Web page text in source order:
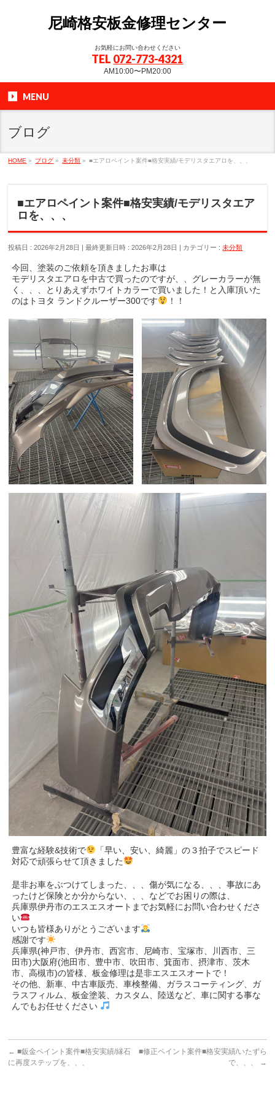
尼崎格安板金修理センター
お気軽にお問い合わせください
TEL 072-773-4321
AM10:00〜PM20:00
MENU
ブログ
HOME » ブログ » 未分類 » ■エアロペイント案件■格安実績/モデリスタエアロを、、、
■エアロペイント案件■格安実績/モデリスタエア
ロを、、、
投稿日 : 2026年2月28日 最終更新日時 : 2026年2月28日 カテゴリー :未分類
今回、塗装のご依頼を頂きましたお車は
モデリスタエアロを中古で買ったのですが、、グレーカラーが無
く、、、とりあえずホワイトカラーで買いました！と入庫頂いた
のはトヨタ ランドクルーザー300です
！！
豊富な経験&技術で
「早い、安い、綺麗」の３拍子でスピード
対応で頑張らせて頂きました
是非お車をぶつけてしまった、、、傷が気になる、、、事故にあ
ったけど保険とか分からない、、、などでお困りの際は、
兵庫県伊丹市のエスエスオートまでお気軽にお問い合わせくださ
い
いつも皆様ありがとうございます
感謝です
兵庫県(神戸市、伊丹市、西宮市、尼崎市、宝塚市、川西市、三
田市)大阪府(池田市、豊中市、吹田市、箕面市、摂津市、茨木
市、高槻市)の皆様、板金修理は是非エスエスオートで！
その他、新車、中古車販売、車検整備、ガラスコーティング、ガ
ラスフィルム、板金塗装、カスタム、陸送など、車に関する事な
んでもお任せください
← ■鈑金ペイント案件■格安実績/縁石
に再度ステップを、、、
■修正ペイント案件■格安実績/いたずら
で、、、
→